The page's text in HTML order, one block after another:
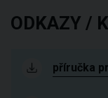
ODKAZY /
příručka